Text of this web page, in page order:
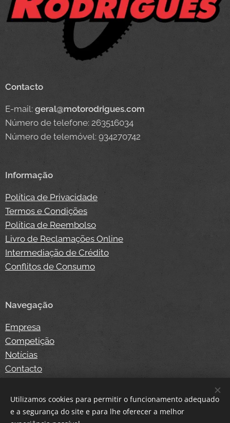
Contacto
E-mail: geral@motorodrigues.com
Número de telefone: 263516034
Número de telemóvel: 934270742
Informação
Política de Privacidade
Termos e Condições
Política de Reembolso
Livro de Reclamações Online
Intermediação de Crédito
Conflitos de Consumo
Navegação
Empresa
Competição
Notícias
Contacto
Login
Utilizamos cookies para permitir o funcionamento adequado
e a segurança do site e para lhe oferecer a melhor